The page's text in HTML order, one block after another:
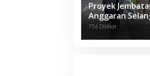
Proyek
Anggaran
Korupsi
756 Dilihat